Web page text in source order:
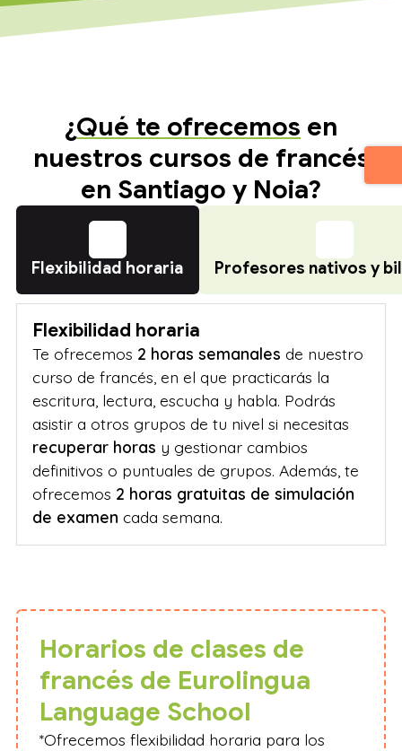
¿Qué te ofrecemos en
nuestros cursos de francés
en Santiago y Noia?
Flexibilidad horaria Profesores nativos y
Flexibilidad horaria
Te ofrecemos 2 horas semanales de nuestro
curso de francés, en el que practicarás la
escritura, lectura, escucha y habla. Podrás
asistir a otros grupos de tu nivel si necesitas
recuperar horas y gestionar cambios
definitivos o puntuales de grupos. Además, te
ofrecemos 2 horas gratuitas de simulación
de examen cada semana.
Horarios de clases de
francés de Eurolingua
Language School
*Ofrecemos flexibilidad horaria para los